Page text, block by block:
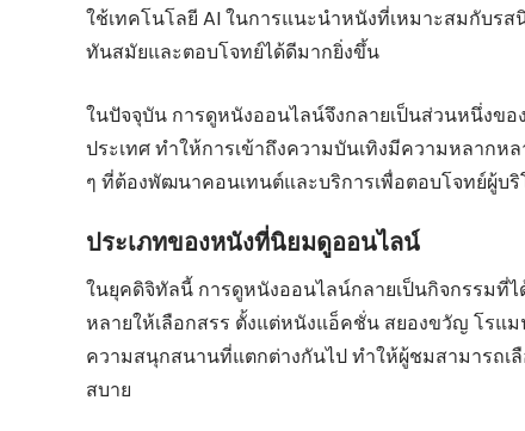
ใช้เทคโนโลยี AI ในการแนะนำหนังที่เหมาะสมกับ
ทันสมัยและตอบโจทย์ได้ดีมากยิ่งขึ้น
ในปัจจุบัน การดูหนังออนไลน์จึงกลายเป็นส่วนหนึ่งข
ประเทศ ทำให้การเข้าถึงความบันเทิงมีความหลาก
ๆ ที่ต้องพัฒนาคอนเทนต์และบริการเพื่อตอบโจทย์ผู้บริ
ประเภทของหนังที่นิยมดูออนไลน์
ในยุคดิจิทัลนี้ การดูหนังออนไลน์กลายเป็นกิจกรรมที่
หลายให้เลือกสรร ตั้งแต่หนังแอ็คชั่น สยองขวัญ โรแ
ความสนุกสนานที่แตกต่างกันไป ทำให้ผู้ชมสามารถเ
สบาย